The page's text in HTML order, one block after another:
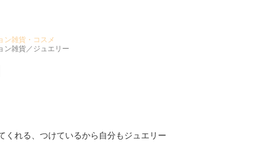
ン雑貨・コスメ
ン雑貨／ジュエリー
くれる、つけているから自分もジュエリー